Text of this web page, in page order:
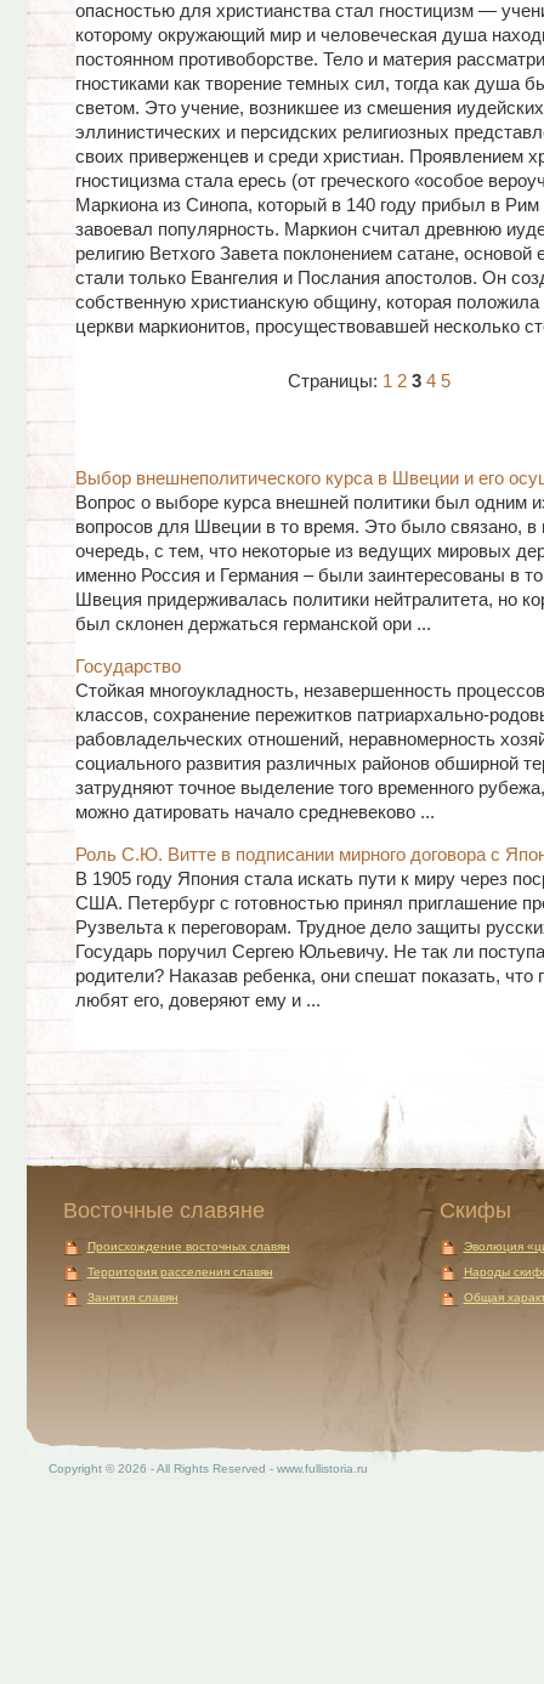
опасностью для христианства стал гностицизм —
которому окружающий мир и человеческая душа
постоянном противоборстве. Тело и материя
гностиками как творение темных сил, тогда как душа
светом. Это учение, возникшее из смешения
эллинистических и персидских религиозных
своих приверженцев и среди христиан. Проявлением
гностицизма стала ересь (от греческого «особое
Маркиона из Синопа, который в 140 году прибыл в
завоевал популярность. Маркион считал древнюю
религию Ветхого Завета поклонением сатане, основой
стали только Евангелия и Послания апостолов. Он
собственную христианскую общину, которая положила
церкви маркионитов, просуществовавшей несколько
Страницы: 1 2 3 4 5
Выбор внешнеполитического курса в Швеции и его
Вопрос о выборе курса внешней политики был одним
вопросов для Швеции в то время. Это было связано, в
очередь, с тем, что некоторые из ведущих мировых
именно Россия и Германия – были заинтересованы в
Швеция придерживалась политики нейтралитета, но
был склонен держаться германской ори ...
Государство
Стойкая многоукладность, незавершенность
классов, сохранение пережитков патриархально-
рабовладельческих отношений, неравномерность
социального развития различных районов обширной
затрудняют точное выделение того временного
можно датировать начало средневеково ...
Роль С.Ю. Витте в подписании мирного договора с
В 1905 году Япония стала искать пути к миру через
США. Петербург с готовностью принял приглашение
Рузвельта к переговорам. Трудное дело защиты
Государь поручил Сергею Юльевичу. Не так ли
родители? Наказав ребенка, они спешат показать, что
любят его, доверяют ему и ...
Восточные славяне
Происхождение восточных славян
Территория расселения славян
Занятия славян
Скифы
Эволюция
Народы
Общая
Copyright © 2026 - All Rights Reserved - www.fullistoria.ru